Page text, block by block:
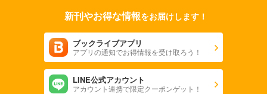
新刊やお得な情報をお届けします！
ブックライブアプリ
アプリの通知でお得情報を受け取ろう！
LINE公式アカウント
アカウント連携で限定クーポンゲット！